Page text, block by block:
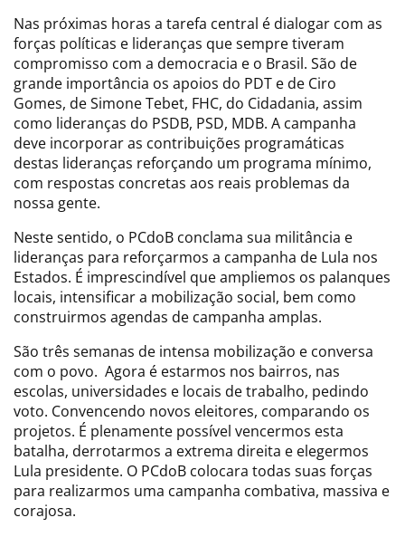
Nas próximas horas a tarefa central é dialogar com as
forças políticas e lideranças que sempre tiveram
compromisso com a democracia e o Brasil. São de
grande importância os apoios do PDT e de Ciro
Gomes, de Simone Tebet, FHC, do Cidadania, assim
como lideranças do PSDB, PSD, MDB. A campanha
deve incorporar as contribuições programáticas
destas lideranças reforçando um programa mínimo,
com respostas concretas aos reais problemas da
nossa gente.
Neste sentido, o PCdoB conclama sua militância e
lideranças para reforçarmos a campanha de Lula nos
Estados. É imprescindível que ampliemos os palanques
locais, intensificar a mobilização social, bem como
construirmos agendas de campanha amplas.
São três semanas de intensa mobilização e conversa
com o povo. Agora é estarmos nos bairros, nas
escolas, universidades e locais de trabalho, pedindo
voto. Convencendo novos eleitores, comparando os
projetos. É plenamente possível vencermos esta
batalha, derrotarmos a extrema direita e elegermos
Lula presidente. O PCdoB colocara todas suas forças
para realizarmos uma campanha combativa, massiva e
corajosa.